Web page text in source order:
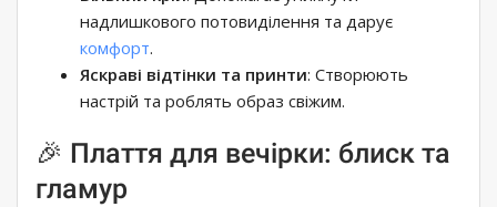
надлишкового потовиділення та дарує
комфорт.
Яскраві відтінки та принти: Створюють
настрій та роблять образ свіжим.
🎉 Плаття для вечірки: блиск та
гламур